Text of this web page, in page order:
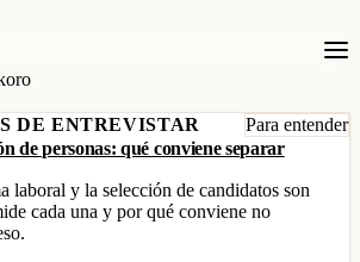
DE ENTREVISTAR
Para entender
de personas: qué conviene separar
y la selección de candidatos son
cada una y por qué conviene no